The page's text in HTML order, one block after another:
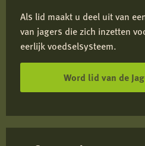
Als lid maakt u deel uit van
van jagers die zich inzetten
eerlijk voedselsysteem.
Word lid van de